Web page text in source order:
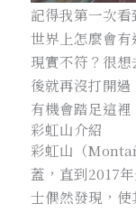
記得我第一次
世界上怎麼會
現實不符？很
後就再沒打開
有機會踏足這裡
彩虹山介紹
彩虹山（
蓋，直到2017
士偶然發現，